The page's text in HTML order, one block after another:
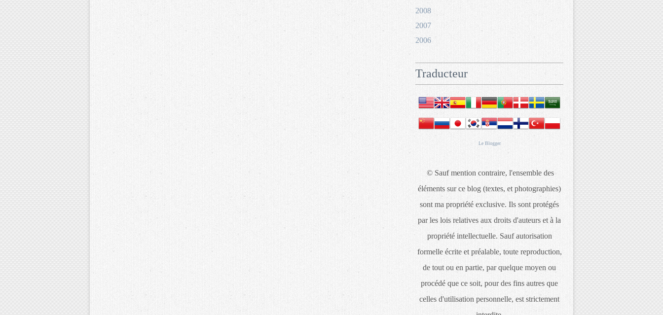
2008
2007
2006
Traducteur
Le Blogger
© Sauf mention contraire, l'ensemble des
éléments sur ce blog (textes, et photographies)
sont ma propriété exclusive. Ils sont protégés
par les lois relatives aux droits d'auteurs et à la
propriété intellectuelle. Sauf autorisation
formelle écrite et préalable, toute reproduction,
de tout ou en partie, par quelque moyen ou
procédé que ce soit, pour des fins autres que
celles d'utilisation personnelle, est strictement